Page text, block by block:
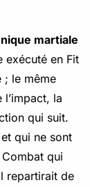
martiale
exécuté en Fit
; le même
la
qui suit.
qui ne sont
qui
repartirait de